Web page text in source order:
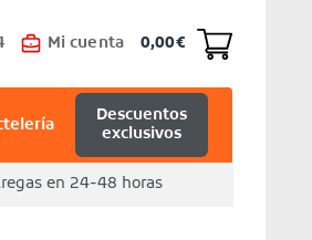
Mi cuenta 0,00€
Descuentos
exclusivos
en 24-48 horas